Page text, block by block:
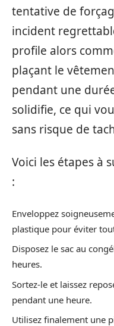
tentative de
incident
profile alors
plaçant le
pendant une
solidifie, ce qui
sans risque de
Voici les étapes à
:
Enveloppez
plastique pour éviter
Disposez le sac au
heures.
Sortez-le et laissez
pendant une heure.
Utilisez finalement une